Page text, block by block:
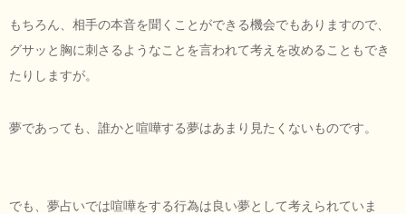
もちろん、相手の本音を聞くことができる機会でもありますので、
グサッと胸に刺さるようなことを言われて考えを改めることもでき
たりしますが。
夢であっても、誰かと喧嘩する夢はあまり見たくないものです。
でも、夢占いでは喧嘩をする行為は良い夢として考えられていま